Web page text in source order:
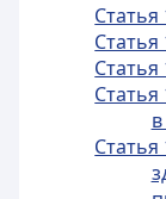
Статья
Статья